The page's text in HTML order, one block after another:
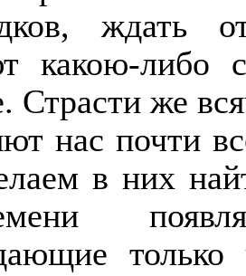
ждать
какою-либо
Страсти же
нас почти
в них